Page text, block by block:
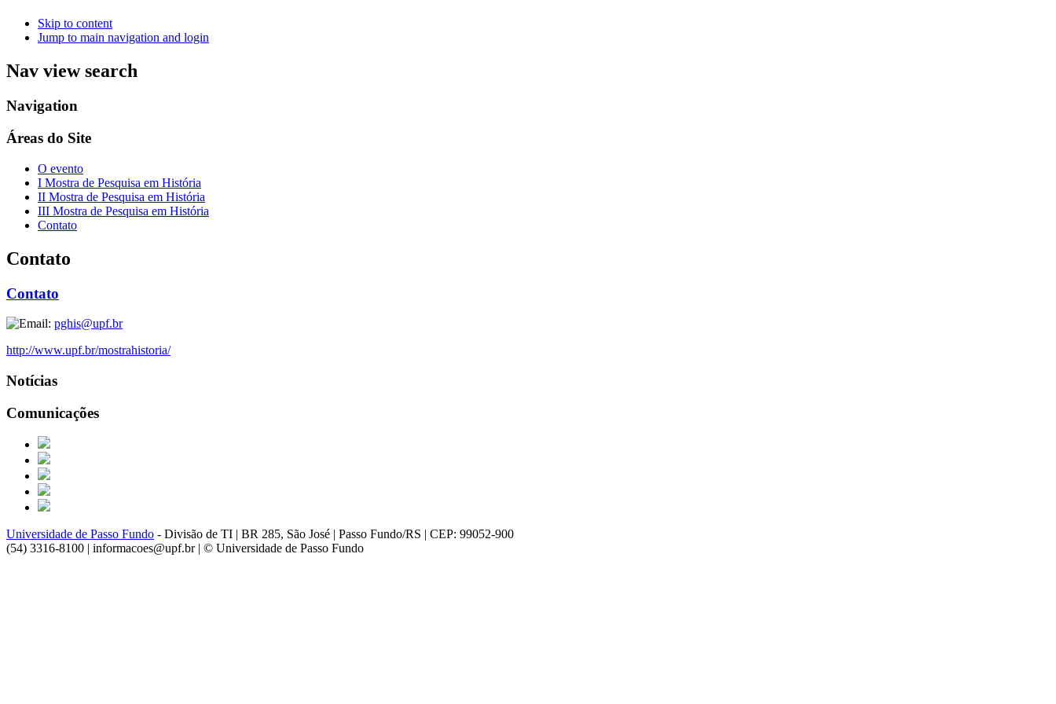
Skip to content
Jump to main navigation and login
Nav view search
Navigation
Áreas do Site
O evento
I Mostra de Pesquisa em História
II Mostra de Pesquisa em História
III Mostra de Pesquisa em História
Contato
Contato
Contato
pghis@upf.br
http://www.upf.br/mostrahistoria/
Notícias
Comunicações
Universidade de Passo Fundo - Divisão de TI | BR 285, São José | Passo Fundo/RS | CEP: 99052-900
(54) 3316-8100 | informacoes@upf.br | © Universidade de Passo Fundo